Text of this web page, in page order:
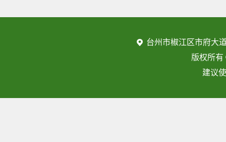
台州市椒江区市府大
版权所
建议